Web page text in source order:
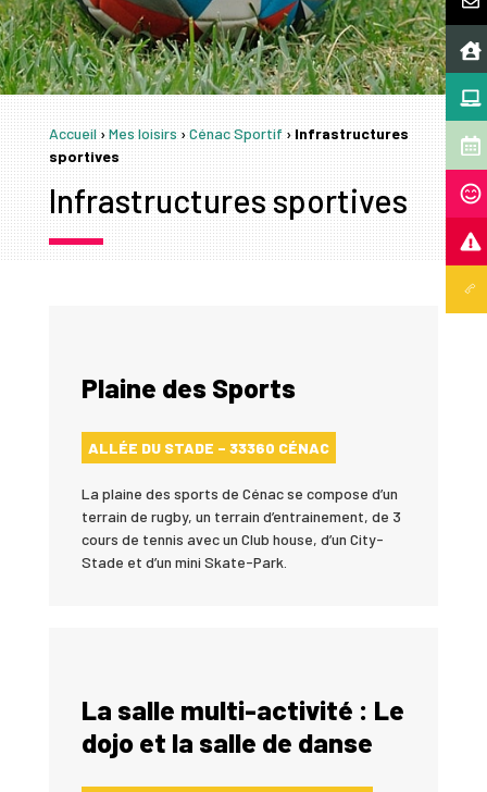
Accueil›Mes loisirs›Cénac Sportif›Infrastructures
sportives
Infrastructures sportives
Plaine des Sports
ALLÉE DU STADE – 33360 CÉNAC
La plaine des sports de Cénac se compose d’un
terrain de rugby, un terrain d’entrainement, de 3
cours de tennis avec un Club house, d’un City-
Stade et d’un mini Skate-Park.
La salle multi-activité : Le
dojo et la salle de danse